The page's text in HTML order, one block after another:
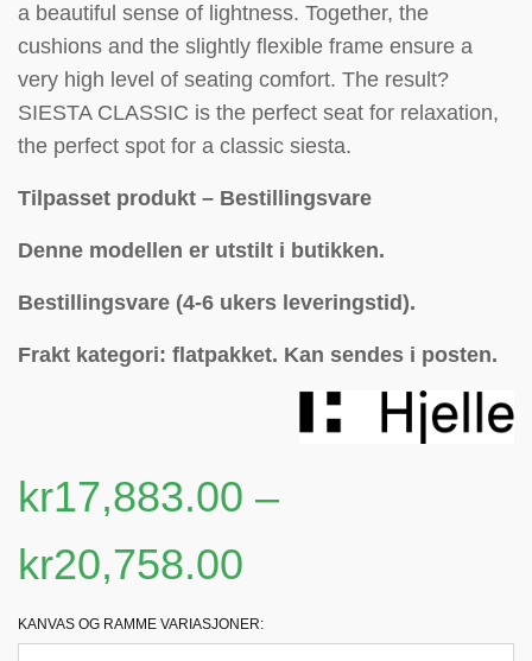
a beautiful sense of lightness. Together, the
cushions and the slightly flexible frame ensure a
very high level of seating comfort. The result?
SIESTA CLASSIC is the perfect seat for relaxation,
the perfect spot for a classic siesta.
Tilpasset produkt – Bestillingsvare
Denne modellen er utstilt i butikken.
Bestillingsvare (4-6 ukers leveringstid).
Frakt kategori: flatpakket. Kan sendes i posten.
kr17,883.00 –
kr20,758.00
KANVAS OG RAMME VARIASJONER: